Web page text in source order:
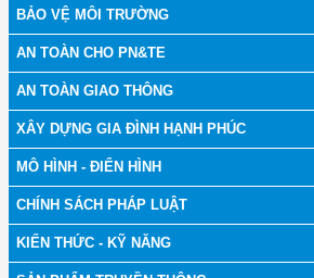
BẢO VỆ MÔI TRƯỜNG
AN TOÀN CHO PN&TE
AN TOÀN GIAO THÔNG
XÂY DỰNG GIA ĐÌNH HẠNH PHÚC
MÔ HÌNH - ĐIỂN HÌNH
CHÍNH SÁCH PHÁP LUẬT
KIẾN THỨC - KỸ NĂNG